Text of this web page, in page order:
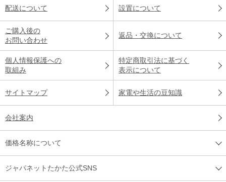
配送について 設置について
ご購入後の
お問い合わせ
返品・交換について
個人情報保護への
取組み
特定商取引法に基づく
表示について
サイトマップ 家電や生活の豆知識
会社案内
価格名称について
ジャパネットたかた公式SNS